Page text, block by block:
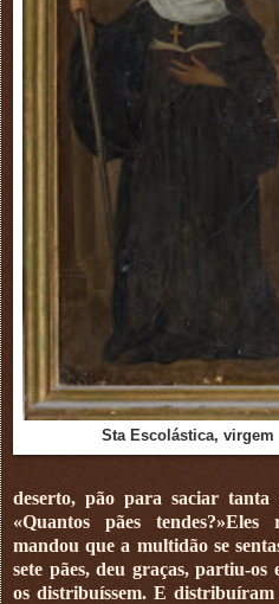
Sta Escolástica, virgem
deserto, pão para saciar tanta
«Quantos pães tendes?»Eles
mandou que a multidão se
sete pães, deu graças, partiu-
os distribuíssem. E